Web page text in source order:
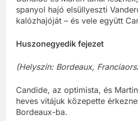
spanyol hajó elsüllyeszti
kalózhajóját – és vele együtt
Huszonegyedik fejezet
(Helyszín: Bordeaux,
Candide, az optimista, és
heves vitájuk közepette
Bordeaux-ba.